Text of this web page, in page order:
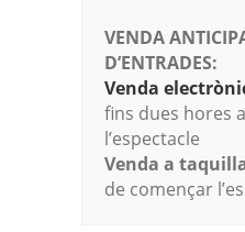
VENDA
D’ENTRADES:
Venda
fins dues hores
l’espectacle
Venda a
de començar